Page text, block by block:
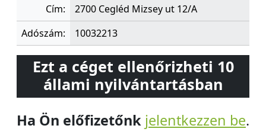
Cím:
2700 Cegléd Mizsey ut 12/A
Adószám:
10032213
Ezt a céget ellenőrizheti 10
állami nyilvántartásban
Ha Ön előfizetőnk jelentkezzen be.